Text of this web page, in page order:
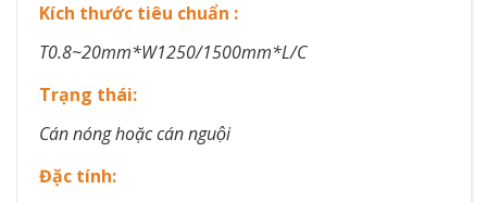
Kích thước tiêu chuẩn :​
T0.8~20mm*W1250/1500mm*L/C​
Trạng thái:​
Cán nóng hoặc cán nguội​
Đặc tính:​